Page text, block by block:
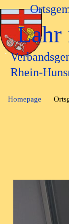
Direkt zum Seiteninhalt
Lahr
Rhein-
Homepage